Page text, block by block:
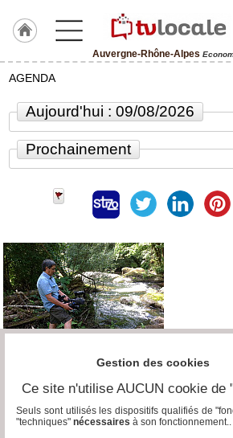
Auvergne-Rhône-Alpes
J'adhère
ACCUEIL
Auvergne-
Rhône-
Accueil
RUBRIQUES
Agenda
Vidéos
Médias
AGENDA
Aujourd'hui : 09/08/2026
Prochainement
Gestion des cookies
Ce site n'utilise AUCUN cookie de
Seuls sont utilisés les dispositifs qualifiés de
"techniques" nécessaires à son fonctionnement..